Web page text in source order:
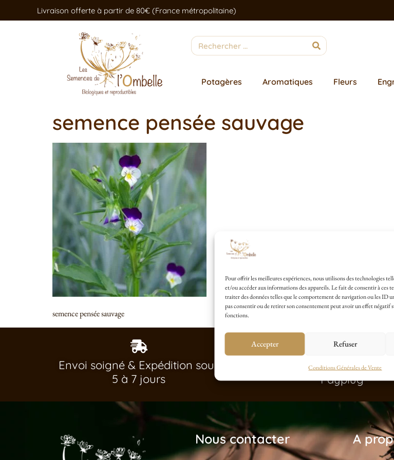
Pour offrir les meilleures expériences, nous utilisons des technologies
et/ou accéder aux informations des appareils. Le fait de consentir à ces
traiter des données telles que le comportement de navigation ou les ID
pas consentir ou de retirer son consentement peut avoir un effet négatif
fonctions.
Accepter Refuser
Conditions Générales de Vente
Livraison offerte à partir de 80€ (France métropolitaine)
Potagères Aromatiques Fleurs
semence pensée sauvage
semence pensée sauvage
Envoi soigné & Expédition sous
5 à 7 jours
Paiement Sécurisé
Payplug
Nous contacter A